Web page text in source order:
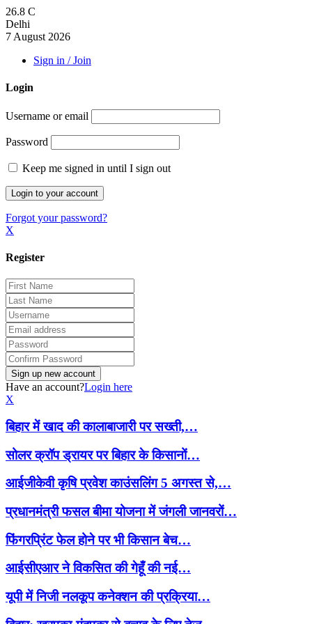
26.8 C
Delhi
7 August 2026
Sign in / Join
Login
Username or email
Password
Keep me signed in until I sign out
Forgot your password?
X
Register
Have an account?Login here
X
बिहार में खाद की कालाबाजारी पर सख्ती,…
सोलर क्रॉप ड्रायर पर बिहार के किसानों…
आईजीकेवी कृषि प्रवेश काउंसलिंग 5 अगस्त से,…
प्रधानमंत्री फसल बीमा योजना में जंगली जानवरों…
फिंगरप्रिंट फेल होने पर भी किसान बेच…
आईसीएआर ने विकसित की गेहूँ की नई…
यूपी में निजी नलकूप कनेक्शन की प्रक्रिया…